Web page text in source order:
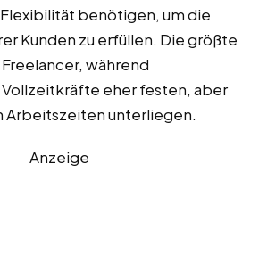
benötigen, um die
Kunden zu erfüllen. Die größte
während
eher festen, aber
Arbeitszeiten unterliegen.
Anzeige